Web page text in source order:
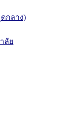
กลาง)
ลัย